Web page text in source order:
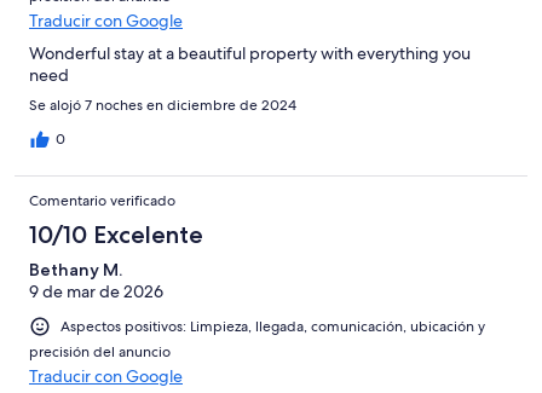
Traducir con Google
Wonderful stay at a beautiful property with everything you
need
Se alojó 7 noches en diciembre de 2024
0
Comentario verificado
10/10 Excelente
Bethany M.
9 de mar de 2026
Aspectos positivos: Limpieza, llegada, comunicación, ubicación y
precisión del anuncio
Traducir con Google